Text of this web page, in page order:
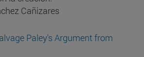
Cañizares
Paley's Argument from